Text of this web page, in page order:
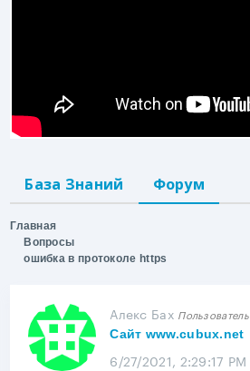
База Знаний Форум
Главная
Вопросы
ошибка в протоколе https
Алекс Бах Пользователь
Сайт www.cubux.net
6/27/2021, 2:29:17 PM